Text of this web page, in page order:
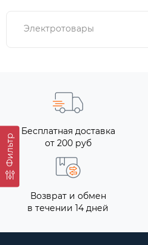
Фильтр
Электротовары
Бесплатная доставка
от 200 руб
Возврат и обмен
в течении 14 дней